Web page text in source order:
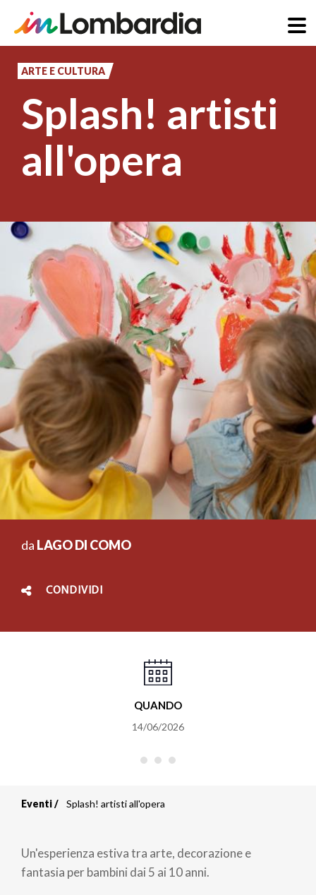
principale
ARTE E CULTURA
Splash! artisti
all'opera
da LAGO DI COMO
CONDIVIDI
QUANDO
14/06/2026
Briciole
di
pane
Eventi Splash! artisti all'opera
Un'esperienza estiva tra arte, decorazione e
fantasia per bambini dai 5 ai 10 anni.